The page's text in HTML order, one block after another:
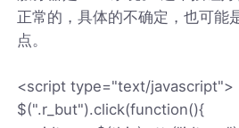
正常的，具体的不确定，也可能
点。
<script type="text/javascript">
$(".r_but").click(function(){